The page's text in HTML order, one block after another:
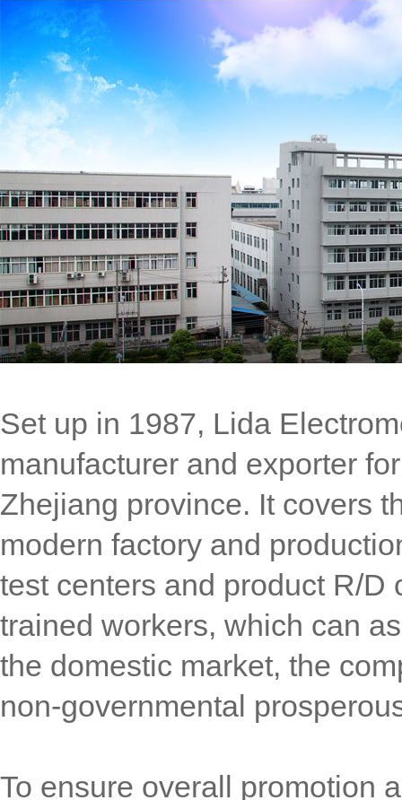
Set up in 1987, Lida
manufacturer and exporter
Zhejiang province. It covers
modern factory and
test centers and product R/D
trained workers, which can
the domestic market, the
non-governmental
To ensure overall promotion